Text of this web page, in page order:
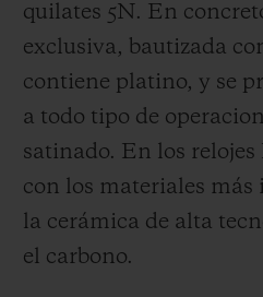
quilates 5N. En
exclusiva, bautizada
contiene platino, y se
a todo tipo de
satinado. En los
con los materiales más
la cerámica de alta
el carbono.